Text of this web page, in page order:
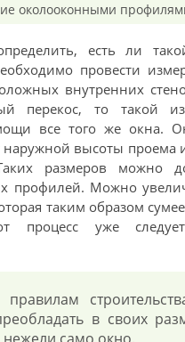
околооконными
есть ли
провести
внутренних
перекос, то такой
все того же окна.
высоты проема
размеров можно
профилей. Можно
таким образом
процесс уже
в своих